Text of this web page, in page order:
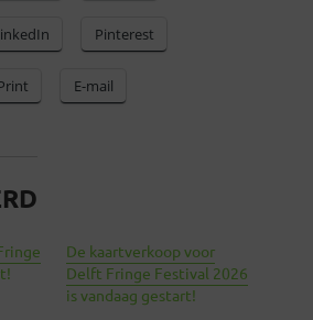
Pinterest
E-mail
De kaartverkoop voor
Delft Fringe Festival 2026
is vandaag gestart!